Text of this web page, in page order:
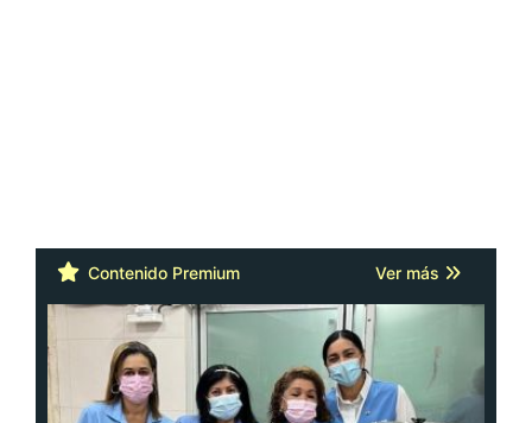
Contenido Premium Ver más